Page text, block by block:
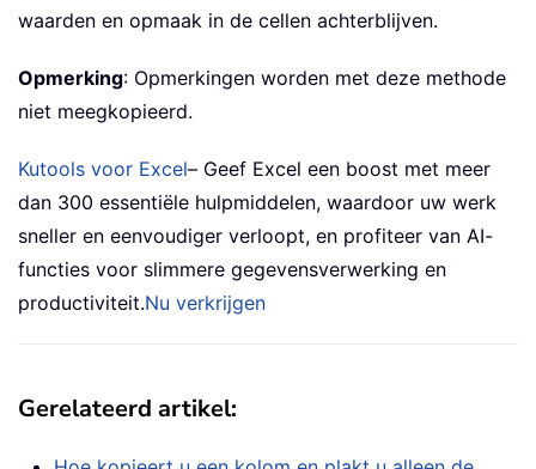
waarden en opmaak in de cellen achterblijven.
Opmerking: Opmerkingen worden met deze methode
niet meegkopieerd.
Kutools voor Excel– Geef Excel een boost met meer
dan 300 essentiële hulpmiddelen, waardoor uw werk
sneller en eenvoudiger verloopt, en profiteer van AI-
functies voor slimmere gegevensverwerking en
productiviteit.Nu verkrijgen
Gerelateerd artikel: